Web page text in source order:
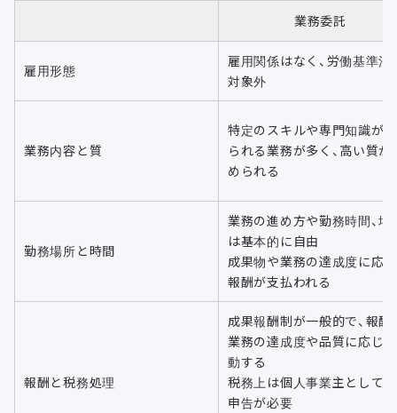
業務委託
雇用形態
雇用関係はなく、労働基準法
対象外
業務内容と質
特定のスキルや専門知識が
られる業務が多く、高い質が
められる
勤務場所と時間
業務の進め方や勤務時間、場
は基本的に自由
成果物や業務の達成度に応
報酬が支払われる
報酬と税務処理
成果報酬制が一般的で、報酬
業務の達成度や品質に応じ
動する
税務上は個人事業主として
申告が必要